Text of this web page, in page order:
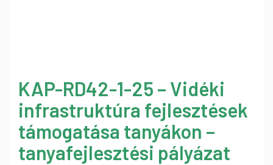
KAP-RD42-1-25 – Vidéki
infrastruktúra fejlesztések
támogatása tanyákon –
tanyafejlesztési pályázat